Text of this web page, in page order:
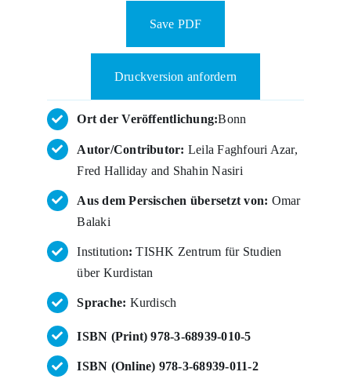
Save PDF
Druckversion anfordern
Ort der Veröffentlichung:Bonn
Autor/Contributor: Leila Faghfouri Azar,
Fred Halliday and Shahin Nasiri
Aus dem Persischen übersetzt von: Omar
Balaki
Institution: TISHK Zentrum für Studien
über Kurdistan
Sprache: Kurdisch
ISBN (Print) 978-3-68939-010-5
ISBN (Online) 978-3-68939-011-2